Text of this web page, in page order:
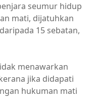
seumur hidup
mati, dijatuhkan
15 sebatan,
menawarkan
jika didapati
hukuman mati